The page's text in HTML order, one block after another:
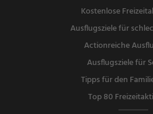
Kostenlose
Ausflugsziele für
Actionreiche
Ausflugsziele für
Tipps für den
Top 80